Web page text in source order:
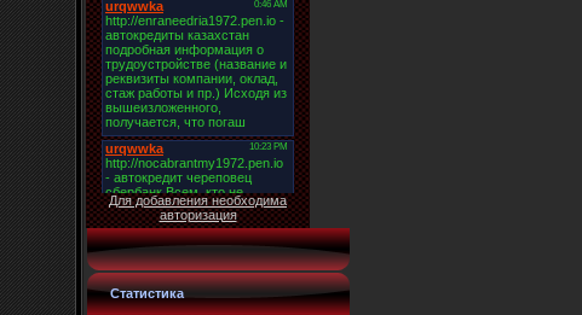
Для добавления необходима
авторизация
Статистика